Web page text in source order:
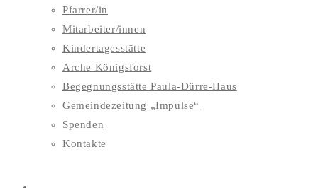
Pfarrer/in
Mitarbeiter/innen
Kindertagesstätte
Arche Königsforst
Begegnungsstätte Paula-Dürre-Haus
Gemeindezeitung „Impulse“
Spenden
Kontakte